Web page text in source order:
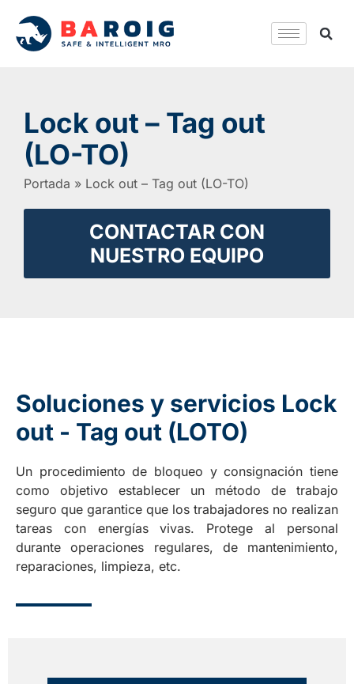
Lock out – Tag out
(LO-TO)
Portada » Lock out – Tag out (LO-TO)
CONTACTAR CON
NUESTRO EQUIPO
Soluciones y servicios Lock
out - Tag out (LOTO)
Un procedimiento de bloqueo y consignación tiene
como objetivo establecer un método de trabajo
seguro que garantice que los trabajadores no realizan
tareas con energías vivas. Protege al personal
durante operaciones regulares, de mantenimiento,
reparaciones, limpieza, etc.